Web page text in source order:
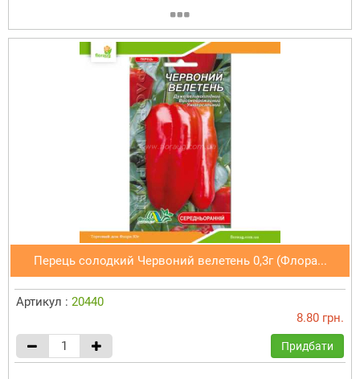
Перець солодкий Червоний велетень 0,3г (Флора...
Артикул : 20440
8.80 грн.
Придбати